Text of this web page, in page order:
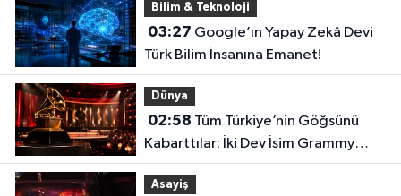
Bilim & Teknoloji
03:27
Türk Bilim İnsanına Emanet!
Dünya
02:58
Kabarttılar: İki Dev İsim Grammy
Jürisine Seçildi!
Asayiş